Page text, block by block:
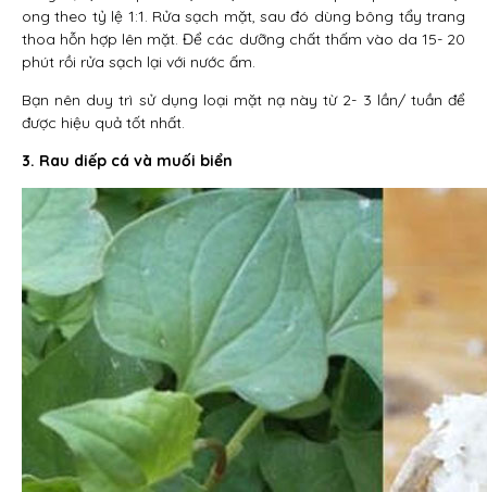
ong theo tỷ lệ 1:1. Rửa sạch mặt, sau đó dùng bông tẩy trang
thoa hỗn hợp lên mặt. Để các dưỡng chất thấm vào da 15- 20
phút rồi rửa sạch lại với nước ấm.
Bạn nên duy trì sử dụng loại mặt nạ này từ 2- 3 lần/ tuần để
được hiệu quả tốt nhất.
3. Rau diếp cá và muối biển